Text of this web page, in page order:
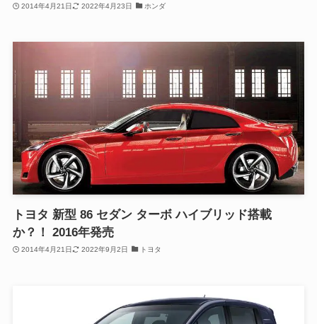
2014年4月21日 2022年4月23日 ホンダ
トヨタ 新型 86 セダン ターボ ハイブリッド搭載
か？！ 2016年発売
2014年4月21日 2022年9月2日 トヨタ